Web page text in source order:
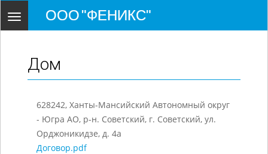
Toggle
navigation
ООО "ФЕНИКС"
Дом
628242, Ханты-Мансийский Автономный округ
- Югра АО, р-н. Советский, г. Советский, ул.
Орджоникидзе, д. 4а
Договор.pdf